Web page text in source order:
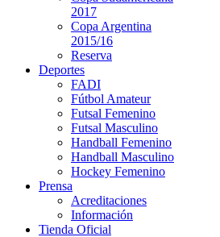
2017
Copa Argentina
2015/16
Reserva
Deportes
FADI
Fútbol Amateur
Futsal Femenino
Futsal Masculino
Handball Femenino
Handball Masculino
Hockey Femenino
Prensa
Acreditaciones
Información
Tienda Oficial